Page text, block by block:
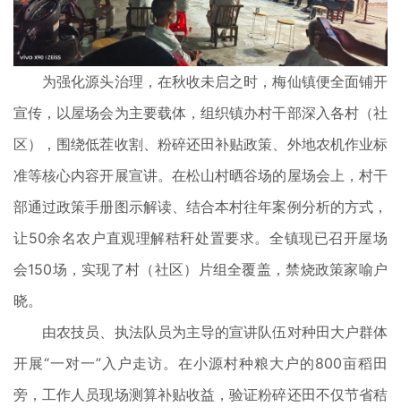
为强化源头治理，在秋收未启之时，梅仙镇便全面铺开
宣传，以屋场会为主要载体，组织镇办村干部深入各村（社
区），围绕低茬收割、粉碎还田补贴政策、外地农机作业标
准等核心内容开展宣讲。在松山村晒谷场的屋场会上，村干
部通过政策手册图示解读、结合本村往年案例分析的方式，
让50余名农户直观理解秸秆处置要求。全镇现已召开屋场
会150场，实现了村（社区）片组全覆盖，禁烧政策家喻户
晓。
由农技员、执法队员为主导的宣讲队伍对种田大户群体
开展“一对一”入户走访。在小源村种粮大户的800亩稻田
旁，工作人员现场测算补贴收益，验证粉碎还田不仅节省秸